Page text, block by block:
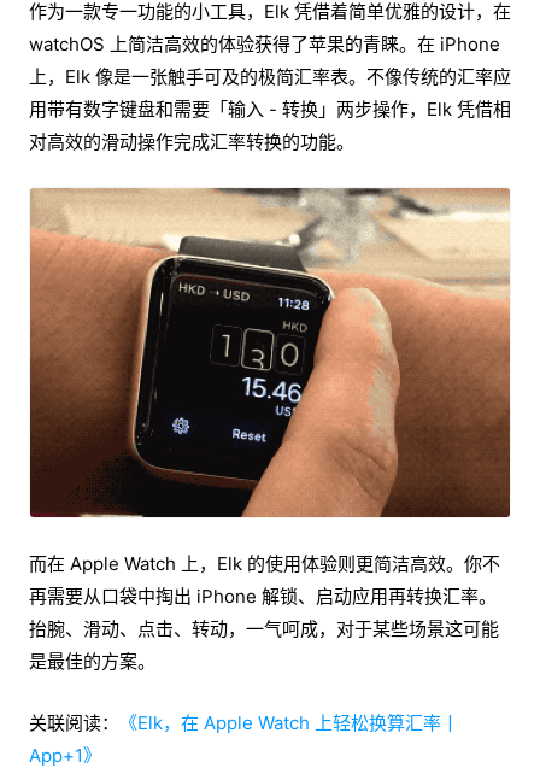
作为一款专一功能的小工具，Elk 凭借着简单优雅的设计，在
watchOS 上简洁高效的体验获得了苹果的青睐。在 iPhone
上，Elk 像是一张触手可及的极简汇率表。不像传统的汇率应
用带有数字键盘和需要「输入 - 转换」两步操作，Elk 凭借相
对高效的滑动操作完成汇率转换的功能。
而在 Apple Watch 上，Elk 的使用体验则更简洁高效。你不
再需要从口袋中掏出 iPhone 解锁、启动应用再转换汇率。
抬腕、滑动、点击、转动，一气呵成，对于某些场景这可能
是最佳的方案。
关联阅读：
《Elk，在 Apple Watch 上轻松换算汇率丨
App+1》